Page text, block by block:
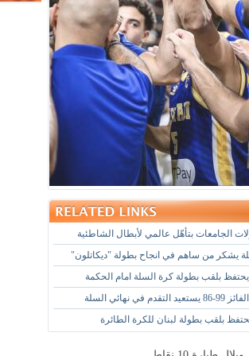
الجامعات بتأهّل عالمي لأبطال الشاطئية
يشكر من ساهم في انجاح بطولة "ديكاتلون"
يحتفظ بلقب بطولة كرة السلة امام الحكمة
في نهائي السلة
بلقب بطولة لبنان للكرة الطائرة